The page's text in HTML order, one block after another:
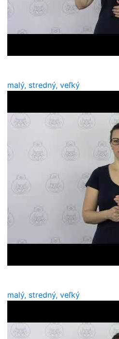
malý, stredný, veľký
malý, stredný, veľký